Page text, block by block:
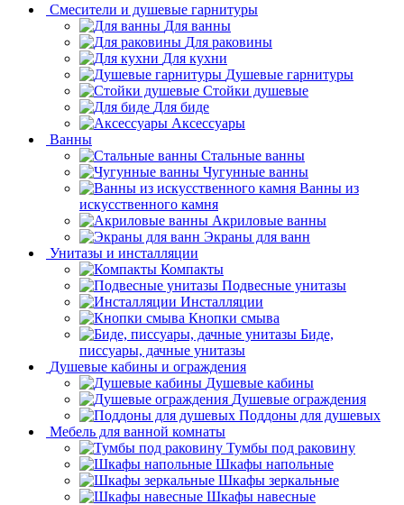
Смесители и душевые гарнитуры
Для ванны
Для раковины
Для кухни
Душевые гарнитуры
Стойки душевые
Для биде
Аксессуары
Ванны
Стальные ванны
Чугунные ванны
Ванны из
искусственного камня
Акриловые ванны
Экраны для ванн
Унитазы и инсталляции
Компакты
Подвесные унитазы
Инсталляции
Кнопки смыва
Биде,
писсуары, дачные унитазы
Душевые кабины и ограждения
Душевые кабины
Душевые ограждения
Поддоны для душевых
Мебель для ванной комнаты
Тумбы под раковину
Шкафы напольные
Шкафы зеркальные
Шкафы навесные